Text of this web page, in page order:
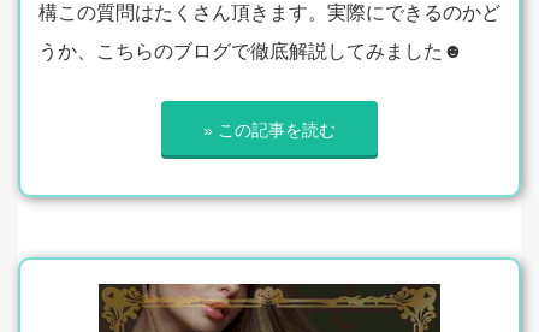
構この質問はたくさん頂きます。実際にできるのかど
うか、こちらのブログで徹底解説してみました☻
» この記事を読む